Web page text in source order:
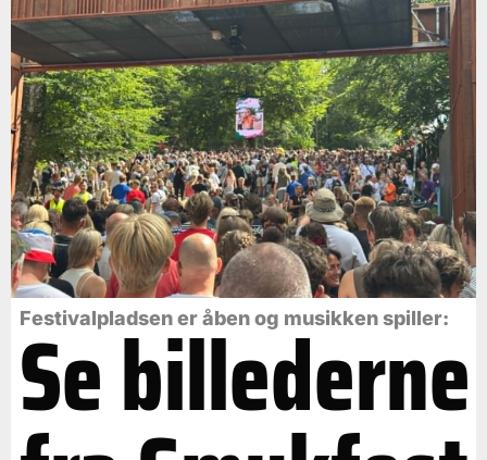
Festivalpladsen er åben og musikken spiller:
Se billederne